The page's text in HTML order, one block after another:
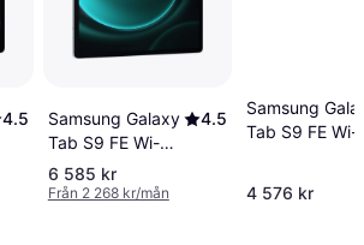
4.5
Samsung Galaxy
Tab S9 FE Wi-Fi
10.9" 128GB
Green
4.5
6 585 kr
Från 2 268 kr/mån
Samsung
Tab S9 FE Wi-
4 576 kr